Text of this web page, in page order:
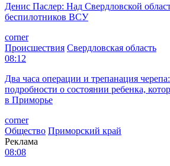
Денис Паслер: Над Свердловской
беспилотников ВСУ
corner
Происшествия Свердловская область
08:12
Два часа операции и трепанация
подробности о состоянии ребенка,
в Приморье
corner
Общество Приморский край
Реклама
08:08